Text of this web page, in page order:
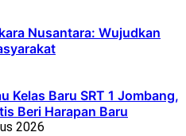
Nusantara: Wujudkan
Kelas Baru SRT 1 Jombang,
Beri Harapan Baru
2026